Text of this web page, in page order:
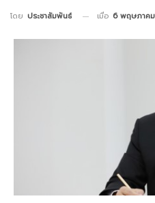
โดย ประชาสัมพันธ์ เมื่อ 6 พฤษภาค